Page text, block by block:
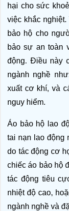
hại cho sức
việc khắc
bảo hộ cho
bảo sự an toàn
động. Điều này
ngành nghề
xuất cơ khí, và
nguy hiểm.
Áo bảo hộ lao
tai nạn lao động
do tác động cơ
chiếc áo bảo hộ
tác động tiêu
nhiệt độ cao,
ngành nghề và